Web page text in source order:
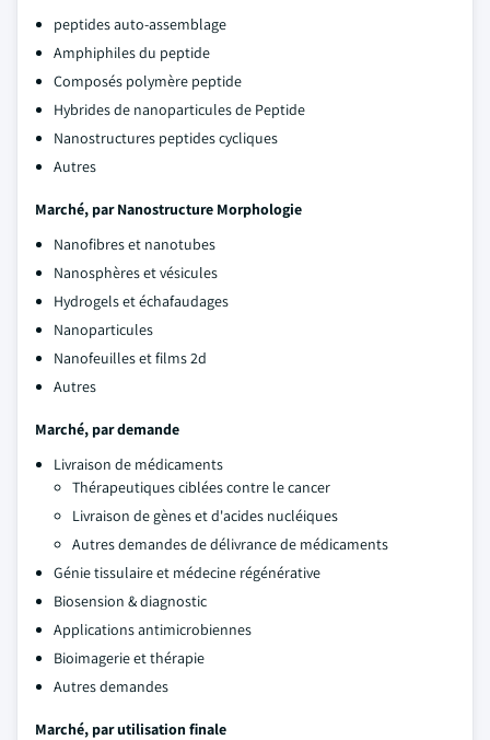
peptides auto-assemblage
Amphiphiles du peptide
Composés polymère peptide
Hybrides de nanoparticules de Peptide
Nanostructures peptides cycliques
Autres
Marché, par Nanostructure Morphologie
Nanofibres et nanotubes
Nanosphères et vésicules
Hydrogels et échafaudages
Nanoparticules
Nanofeuilles et films 2d
Autres
Marché, par demande
Livraison de médicaments
Thérapeutiques ciblées contre le cancer
Livraison de gènes et d'acides nucléiques
Autres demandes de délivrance de médicaments
Génie tissulaire et médecine régénérative
Biosension & diagnostic
Applications antimicrobiennes
Bioimagerie et thérapie
Autres demandes
Marché, par utilisation finale